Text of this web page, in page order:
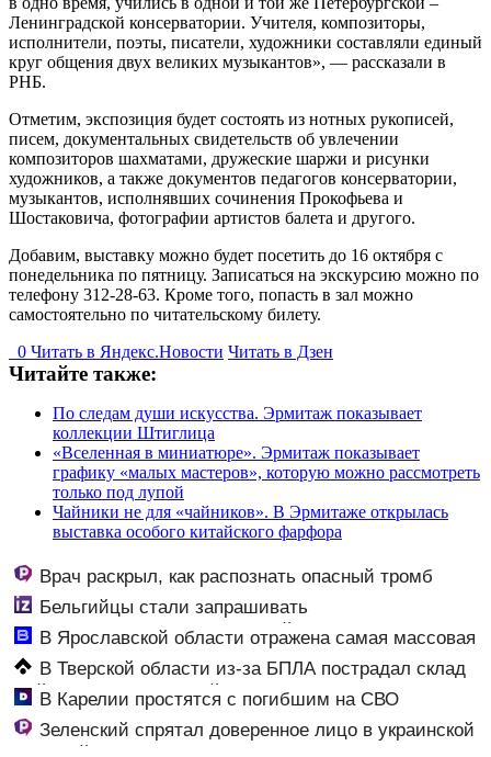
Ленинградской консерватории. Учителя, композиторы,
исполнители, поэты, писатели, художники составляли единый
круг общения двух великих музыкантов», — рассказали в
РНБ.
Отметим, экспозиция будет состоять из нотных рукописей,
писем, документальных свидетельств об увлечении
композиторов шахматами, дружеские шаржи и рисунки
художников, а также документов педагогов консерватории,
музыкантов, исполнявших сочинения Прокофьева и
Шостаковича, фотографии артистов балета и другого.
Добавим, выставку можно будет посетить до 16 октября с
понедельника по пятницу. Записаться на экскурсию можно по
телефону 312-28-63. Кроме того, попасть в зал можно
самостоятельно по читательскому билету.
0 Читать в Яндекс.Новости Читать в Дзен
Читайте также:
По следам души искусства. Эрмитаж показывает
коллекции Штиглица
«Вселенная в миниатюре». Эрмитаж показывает
графику «малых мастеров», которую можно рассмотреть
только под лупой
Чайники не для «чайников». В Эрмитаже открылась
выставка особого китайского фарфора
Врач раскрыл, как распознать опасный тромб
Бельгийцы стали запрашивать
«визы традиционных ценностей» в посольстве РФ
В Ярославской области отражена самая массовая
атака БПЛА - сбито 88 дронов - Новости на Вести.ru
В Тверской области из-за БПЛА пострадал склад
Вайлдберриз и постройки в СНТ – Новости Твери и
городов Тверской области сегодня - Afanasy.biz –
Тверские новости. Новости
В Карелии простятся с погибшим на СВО
командиром взвода
Зеленский спрятал доверенное лицо в украинской